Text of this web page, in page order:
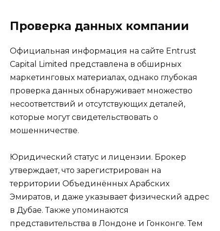
Проверка данных компании
Официальная информация на сайте Entrust
Capital Limited представлена в обширных
маркетинговых материалах, однако глубокая
проверка данных обнаруживает множество
несоответствий и отсутствующих деталей,
которые могут свидетельствовать о
мошенничестве.
Юридический статус и лицензии. Брокер
утверждает, что зарегистрирован на
территории Объединённых Арабских
Эмиратов, и даже указывает физический адрес
в Дубае. Также упоминаются
представительства в Лондоне и Гонконге. Тем